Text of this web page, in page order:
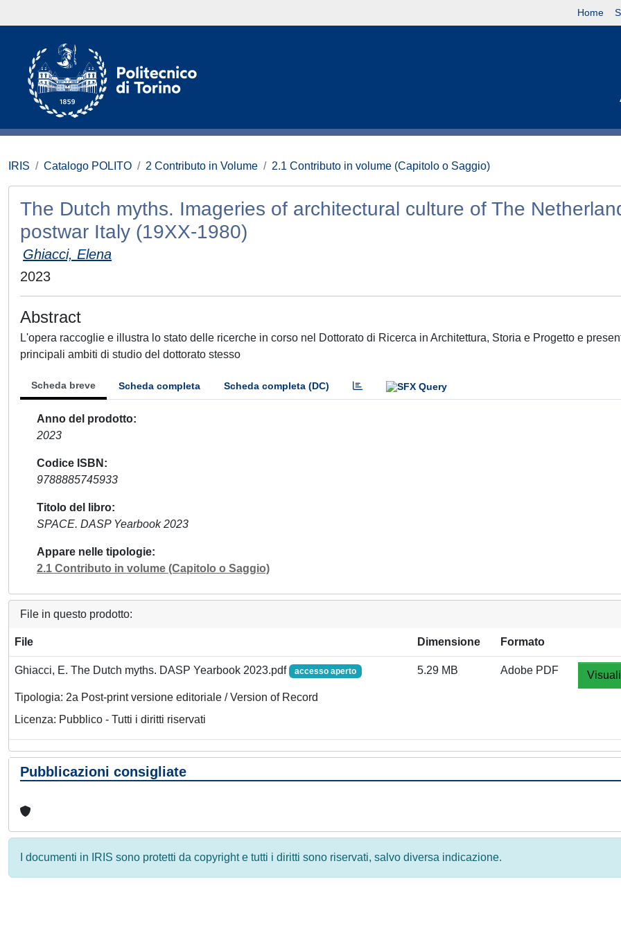
Home
IRIS Catalogo POLITO 2 Contributo in Volume 2.1 Contributo in volume (Capitolo o Saggio)
The Dutch myths. Imageries of architectural culture of The
postwar Italy (19XX-1980)
Ghiacci, Elena
2023
Abstract
L'opera raccoglie e illustra lo stato delle ricerche in corso nel Dottorato di Ricerca in Architettura, Storia e Progetto e
principali ambiti di studio del dottorato stesso
Scheda breve Scheda completa Scheda completa (DC)
Anno del prodotto
2023
Codice ISBN
9788885745933
Titolo del libro
SPACE. DASP Yearbook 2023
Appare nelle tipologie
2.1 Contributo in volume (Capitolo o Saggio)
File in questo prodotto:
File Dimensione Formato
Ghiacci, E. The Dutch myths. DASP Yearbook 2023.pdf accesso aperto
Tipologia: 2a Post-print versione editoriale / Version of Record
Licenza: Pubblico - Tutti i diritti riservati
5.29 MB Adobe PDF
Pubblicazioni consigliate
I documenti in IRIS sono protetti da copyright e tutti i diritti sono riservati, salvo diversa indicazione.